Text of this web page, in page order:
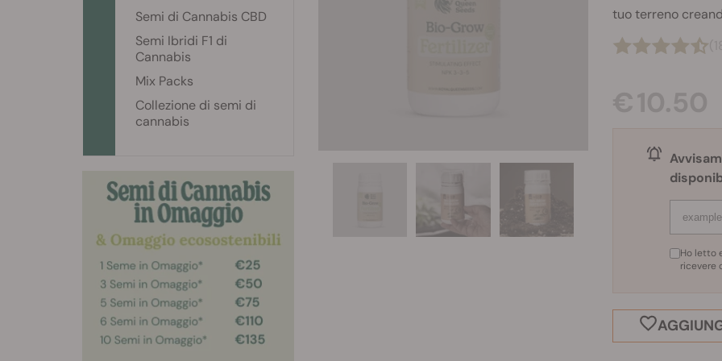
tuo terreno
Ho letto
ricevere
Semi di Cannabis CBD
Semi Ibridi F1 di
Cannabis
Mix Packs
Collezione di semi di
cannabis